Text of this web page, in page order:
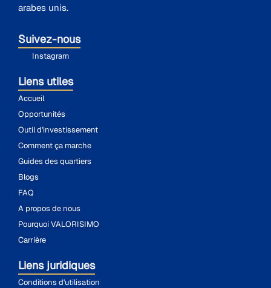
arabes unis.
Suivez-nous
Instagram
Liens utiles
Accueil
Opportunités
Outil d'investissement
Comment ça marche
Guides des quartiers
Blogs
FAQ
A propos de nous
Pourquoi VALORISIMO
Carrière
Liens juridiques
Conditions d'utilisation